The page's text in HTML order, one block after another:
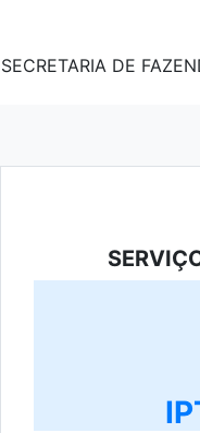
SECRETARIA DE